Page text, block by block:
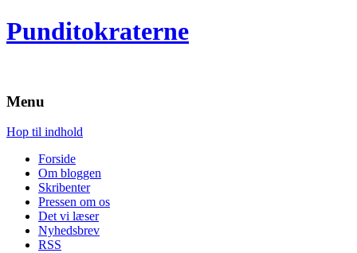
Punditokraterne
Menu
Hop til indhold
Forside
Om bloggen
Skribenter
Pressen om os
Det vi læser
Nyhedsbrev
RSS